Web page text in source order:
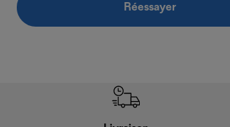
Réessayer